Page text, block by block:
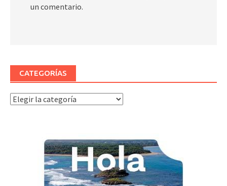
un comentario.
CATEGORÍAS
Categorías